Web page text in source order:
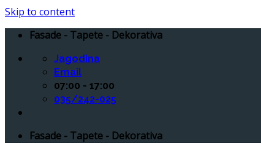
Skip to content
Fasade - Tapete - Dekorativa
Jagodina
Email
07:00 - 17:00
035/242-025
Fasade - Tapete - Dekorativa